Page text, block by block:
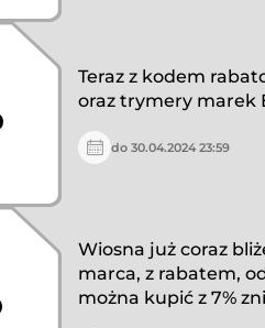
Teraz z kodem
oraz trymery marek
do 30.04.2024 23:59
Wiosna już coraz
marca, z rabatem,
można kupić z 7%